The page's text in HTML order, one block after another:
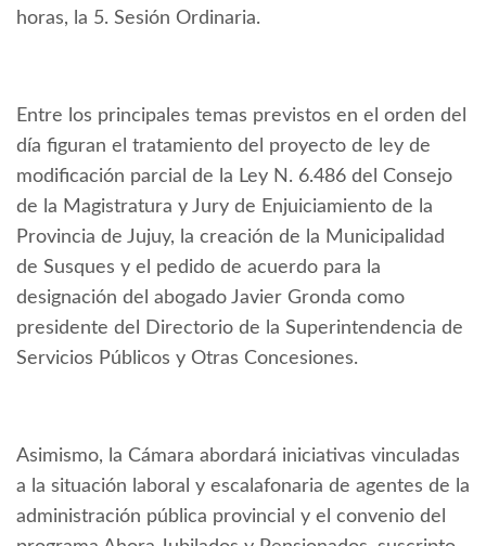
horas, la 5. Sesión Ordinaria.
Entre los principales temas previstos en el orden del
día figuran el tratamiento del proyecto de ley de
modificación parcial de la Ley N. 6.486 del Consejo
de la Magistratura y Jury de Enjuiciamiento de la
Provincia de Jujuy, la creación de la Municipalidad
de Susques y el pedido de acuerdo para la
designación del abogado Javier Gronda como
presidente del Directorio de la Superintendencia de
Servicios Públicos y Otras Concesiones.
Asimismo, la Cámara abordará iniciativas vinculadas
a la situación laboral y escalafonaria de agentes de la
administración pública provincial y el convenio del